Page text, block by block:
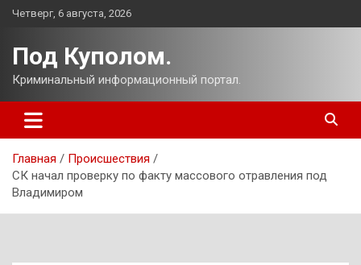
Перейти
Четверг, 6 августа, 2026
Под Куполом.
Криминальный информационный портал.
Главная
Происшествия
СК начал проверку по факту массового отравления под
Владимиром